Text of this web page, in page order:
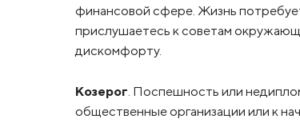
финансовой сфере. Жизнь
прислушаетесь к советам
дискомфорту.
Козерог . Поспешность или
общественные организации или к